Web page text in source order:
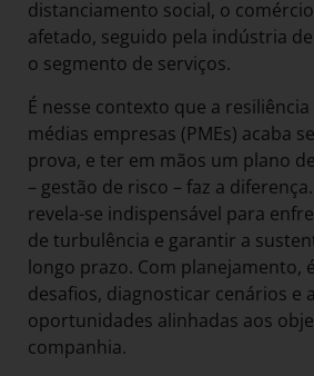
distanciamento social, o
afetado, seguido pela indústria
o segmento de serviços.
É nesse contexto que a
médias empresas (PMEs) acaba
prova, e ter em mãos um plano
– gestão de risco – faz a
revela-se indispensável para
de turbulência e garantir a
longo prazo. Com planejamento,
desafios, diagnosticar cenários e
oportunidades alinhadas aos
companhia.